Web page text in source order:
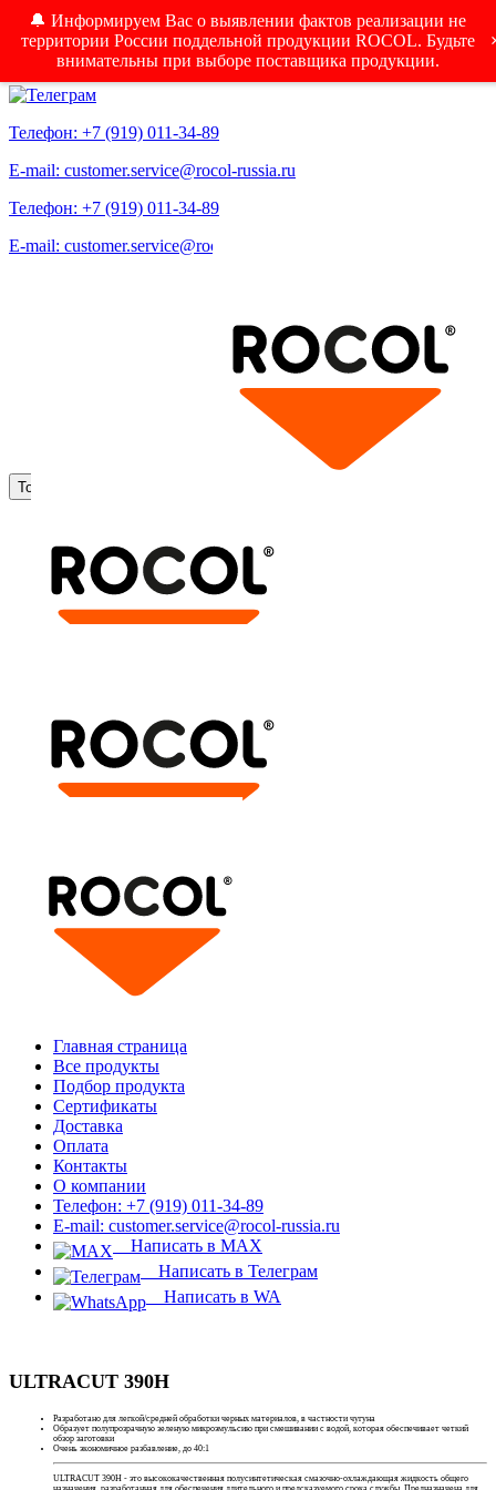
🔔 Информируем Вас о выявлении фактов реализации не
территории России поддельной продукции ROCOL. Будьте
внимательны при выборе поставщика продукции.
Телефон: +7 (919) 011-34-89
E-mail: customer.service@rocol-russia.ru
Телефон: +7 (919) 011-34-89
E-mail: customer.service@rocol-russia.ru
Toggle navigation
Главная страница
Все продукты
Подбор продукта
Сертификаты
Доставка
Оплата
Контакты
О компании
Телефон: +7 (919) 011-34-89
E-mail: customer.service@rocol-russia.ru
Написать в MAX
Написать в Телеграм
Написать в WA
ULTRACUT 390H
Разработано для легкой/средней обработки черных материалов, в частности чугуна
Образует полупрозрачную зеленую микроэмульсию при смешивании с водой, которая обеспечивает четкий
обзор заготовки
Очень экономичное разбавление, до 40:1
ULTRACUT 390H - это высококачественная полусинтетическая смазочно-охлаждающая жидкость общего
назначения, разработанная для обеспечения длительного и предсказуемого срока службы. Предназначена для